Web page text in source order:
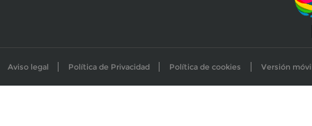
Aviso legal Política de Privacidad Política de cookies Versión